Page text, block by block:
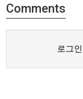
Comments
로그